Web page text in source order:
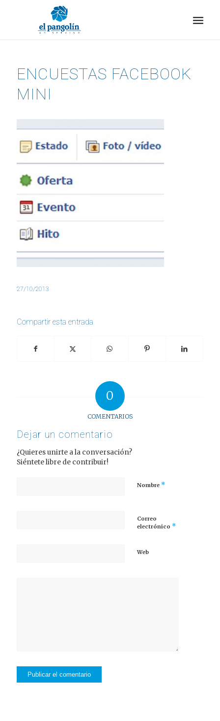
ENCUESTAS FACEBOOK
MINI
27/10/2013
Compartir esta entrada
0
COMENTARIOS
Dejar un comentario
¿Quieres unirte a la conversación?
Siéntete libre de contribuir!
Nombre *
Correo
electrónico *
Web